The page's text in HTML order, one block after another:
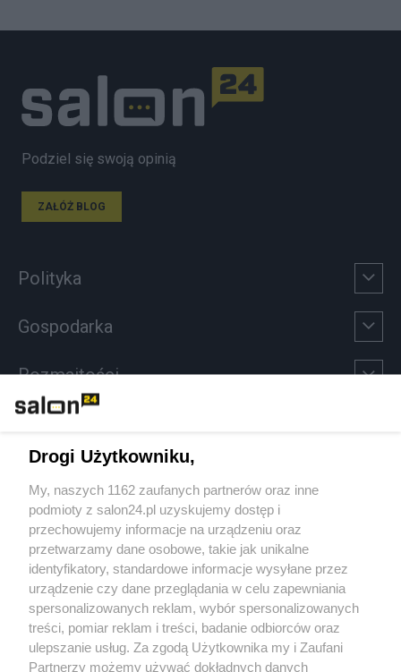
Podziel się swoją opinią
ZAŁÓŻ BLOG
Polityka
Gospodarka
Rozmaitości
Sport
Społeczeństwo
Kultura
X Facebook Instagram Youtube
Drogi Użytkowniku,
My, naszych 1162 zaufanych partnerów oraz inne
podmioty z salon24.pl uzyskujemy dostęp i
przechowujemy informacje na urządzeniu oraz
przetwarzamy dane osobowe, takie jak unikalne
identyfikatory, standardowe informacje wysyłane przez
urządzenie czy dane przeglądania w celu zapewniania
spersonalizowanych reklam, wybór spersonalizowanych
treści, pomiar reklam i treści, badanie odbiorców oraz
ulepszanie usług. Za zgodą Użytkownika my i Zaufani
Partnerzy możemy używać dokładnych danych